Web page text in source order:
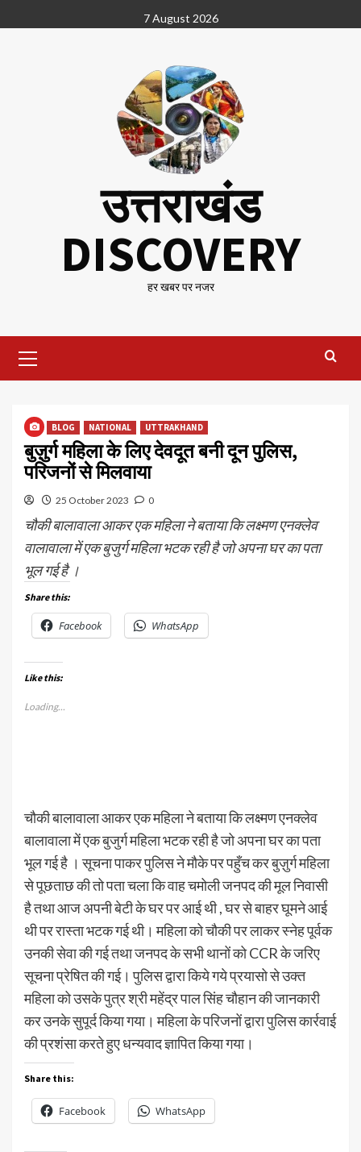
to
7 August 2026
उत्तराखंड
DISCOVERY
हर खबर पर नजर
Menu
BLOG NATIONAL UTTRAKHAND
बुज़ुर्ग महिला के लिए देवदूत बनी दून पुलिस,
परिजनों से मिलवाया
25 October 2023 0
चौकी बालावाला आकर एक महिला ने बताया कि लक्ष्मण एनक्लेव
वालावाला में एक बुजुर्ग महिला भटक रही है जो अपना घर का पता
भूल गई है ।
Share this:
Facebook WhatsApp
Like this:
Loading...
चौकी बालावाला आकर एक महिला ने बताया कि लक्ष्मण एनक्लेव
बालावाला में एक बुजुर्ग महिला भटक रही है जो अपना घर का पता
भूल गई है । सूचना पाकर पुलिस ने मौके पर पहुँच कर बुज़ुर्ग महिला
से पूछताछ की तो पता चला कि वाह चमोली जनपद की मूल निवासी
है तथा आज अपनी बेटी के घर पर आई थी , घर से बाहर घूमने आई
थी पर रास्ता भटक गई थी। महिला को चौकी पर लाकर स्नेह पूर्वक
उनकी सेवा की गई तथा जनपद के सभी थानों को CCR के जरिए
सूचना प्रेषित की गई। पुलिस द्वारा किये गये प्रयासो से उक्त
महिला को उसके पुत्र श्री महेंद्र पाल सिंह चौहान की जानकारी
कर उनके सुपूर्द किया गया। महिला के परिजनों द्वारा पुलिस कार्रवाई
की प्रशंसा करते हुए धन्यवाद ज्ञापित किया गया।
Share this:
Facebook WhatsApp